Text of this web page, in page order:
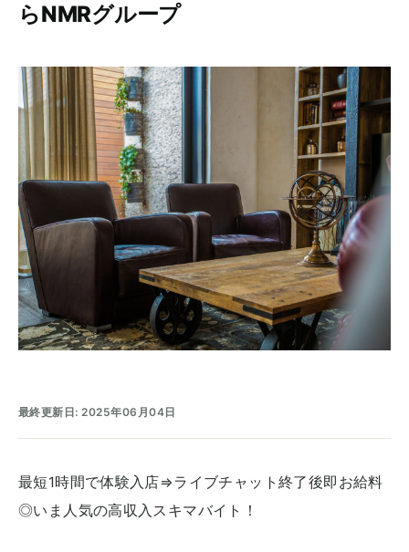
らNMRグループ
最終更新日: 2025年06月04日
最短1時間で体験入店⇒ライブチャット終了後即お給料
◎いま人気の高収入スキマバイト！